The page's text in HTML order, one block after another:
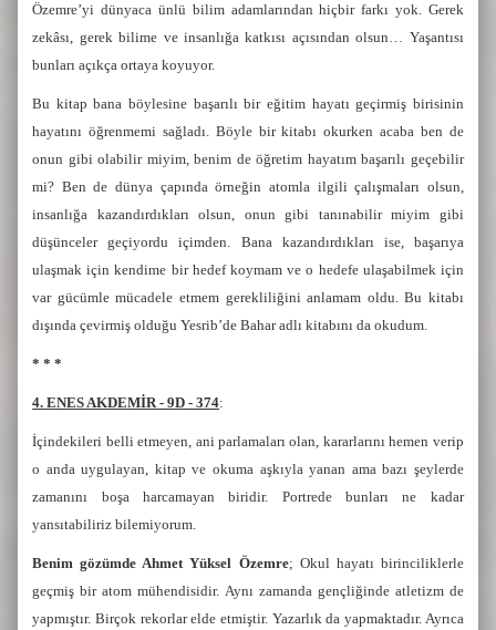
Özemre’yi dünyaca ünlü bilim adamlarından hiçbir farkı yok. Gerek
zekâsı, gerek bilime ve insanlığa katkısı açısından olsun… Yaşantısı
bunları açıkça ortaya koyuyor.
Bu kitap bana böylesine başarılı bir eğitim hayatı geçirmiş birisinin
hayatını öğrenmemi sağladı. Böyle bir kitabı okurken acaba ben de
onun gibi olabilir miyim, benim de öğretim hayatım başarılı geçebilir
mi? Ben de dünya çapında örneğin atomla ilgili çalışmaları olsun,
insanlığa kazandırdıkları olsun, onun gibi tanınabilir miyim gibi
düşünceler geçiyordu içimden. Bana kazandırdıkları ise, başarıya
ulaşmak için kendime bir hedef koymam ve o hedefe ulaşabilmek için
var gücümle mücadele etmem gerekliliğini anlamam oldu. Bu kitabı
dışında çevirmiş olduğu Yesrib’de Bahar adlı kitabını da okudum.
* * *
4. ENES AKDEMİR - 9D - 374:
İçindekileri belli etmeyen, ani parlamaları olan, kararlarını hemen verip
o anda uygulayan, kitap ve okuma aşkıyla yanan ama bazı şeylerde
zamanını boşa harcamayan biridir. Portrede bunları ne kadar
yansıtabiliriz bilemiyorum.
Benim gözümde Ahmet Yüksel Özemre; Okul hayatı birinciliklerle
geçmiş bir atom mühendisidir. Aynı zamanda gençliğinde atletizm de
yapmıştır. Birçok rekorlar elde etmiştir. Yazarlık da yapmaktadır. Ayrıca